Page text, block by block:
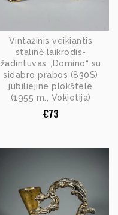
Vintažinis veikiantis
stalinė laikrodis-
žadintuvas „Domino“ su
sidabro prabos (830S)
jubiliejine plokštele
(1955 m., Vokietija)
€73